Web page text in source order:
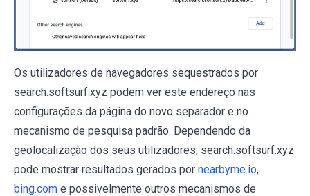
Os utilizadores de navegadores sequestrados por
search.softsurf.xyz podem ver este endereço nas
configurações da página do novo separador e no
mecanismo de pesquisa padrão. Dependendo da
geolocalização dos seus utilizadores, search.softsurf.xyz
pode mostrar resultados gerados por nearbyme.io,
bing.com e possivelmente outros mecanismos de